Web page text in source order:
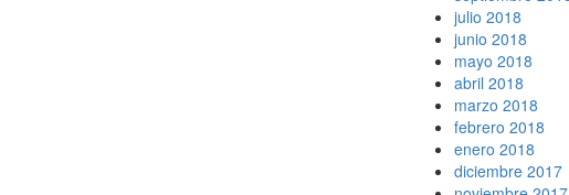
julio 2018
junio 2018
mayo 2018
abril 2018
marzo 2018
febrero 2018
enero 2018
diciembre 2017